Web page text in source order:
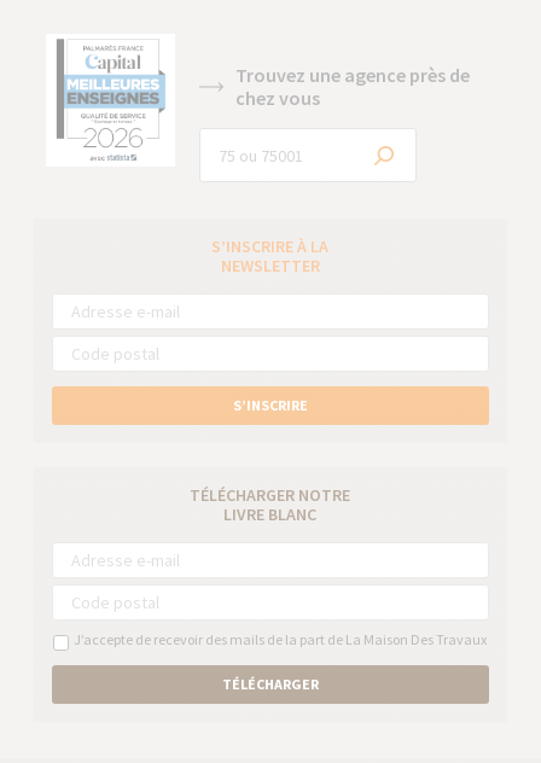
Trouvez une agence près de
chez vous
S’INSCRIRE À LA
NEWSLETTER
S’INSCRIRE
TÉLÉCHARGER NOTRE
LIVRE BLANC
J’accepte de recevoir des mails de la part de La Maison Des Travaux
TÉLÉCHARGER